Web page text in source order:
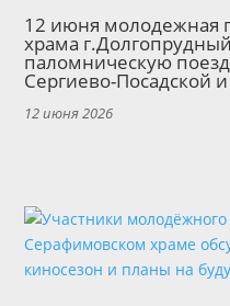
12 июня молодежная
храма
паломническую
Сергиево-Посадской
12 июня 2026